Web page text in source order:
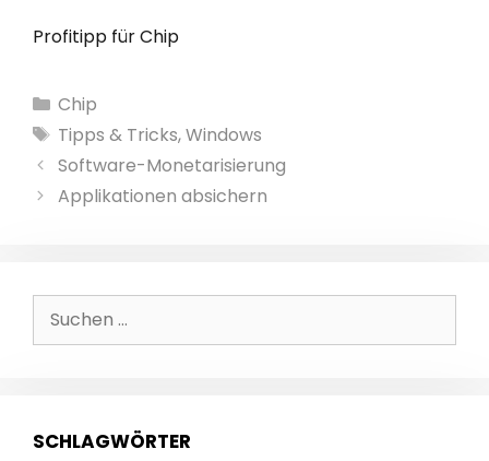
Profitipp für Chip
Kategorien
Chip
Schlagwörter
Tipps & Tricks,Windows
Software-Monetarisierung
Applikationen absichern
Suchen
nach:
SCHLAGWÖRTER